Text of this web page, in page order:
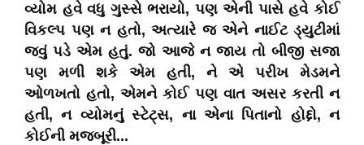
વ્યોમ હવે વધુ ગુસ્સે ભરાયો, પણ એની પાસે હવે કોઈ
વિકલ્પ પણ ન હતો, અત્યારે જ એને નાઈટ ડ્યુટીમાં
જવું પડે એમ હતું. જો આજે ન જાય તો બીજી સજા
પણ મળી શકે એમ હતી, ને એ પરીખ મેડમને
ઓળખતો હતો, એમને કોઈ પણ વાત અસર કરતી ન
હતી, ન વ્યોમનું સ્ટેટ્સ, ના એના પિતાનો હોદ્દો, ન
કોઈની મજબૂરી...